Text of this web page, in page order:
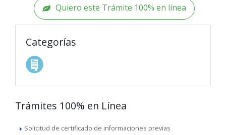
Quiero este Trámite 100% en línea
Categorías
Trámites 100% en Línea
Solicitud de certificado de informaciones previas